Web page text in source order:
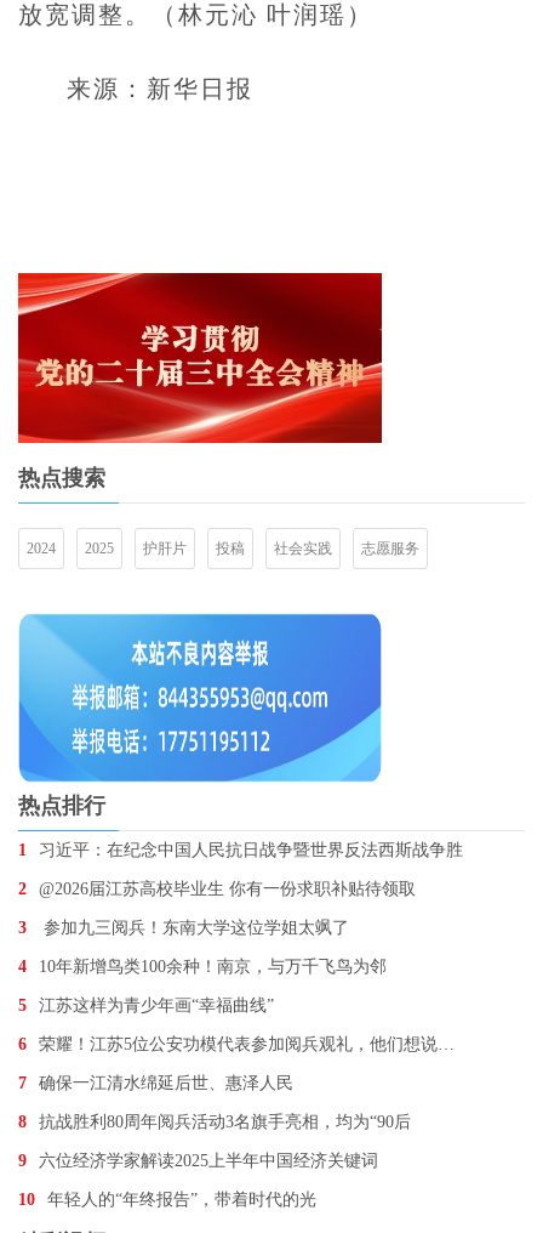
放宽调整。（林元沁 叶润瑶）
来源：新华日报
热点搜索
2024 2025 护肝片 投稿 社会实践 志愿服务
热点排行
1 习近平：在纪念中国人民抗日战争暨世界反法西斯战争胜
2 @2026届江苏高校毕业生 你有一份求职补贴待领取
3 参加九三阅兵！东南大学这位学姐太飒了
4 10年新增鸟类100余种！南京，与万千飞鸟为邻
5 江苏这样为青少年画“幸福曲线”
6 荣耀！江苏5位公安功模代表参加阅兵观礼，他们想说…
7 确保一江清水绵延后世、惠泽人民
8 抗战胜利80周年阅兵活动3名旗手亮相，均为“90后
9 六位经济学家解读2025上半年中国经济关键词
10 年轻人的“年终报告”，带着时代的光